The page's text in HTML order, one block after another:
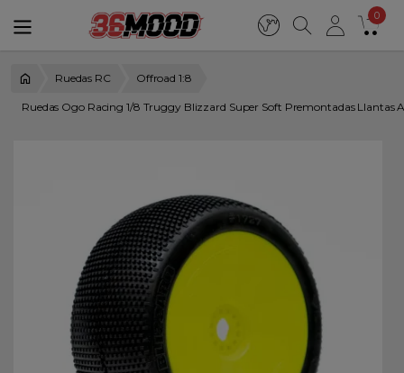
0
Ruedas RC Offroad 1:8
Ruedas Ogo Racing 1/8 Truggy Blizzard Super Soft Premontadas Llantas